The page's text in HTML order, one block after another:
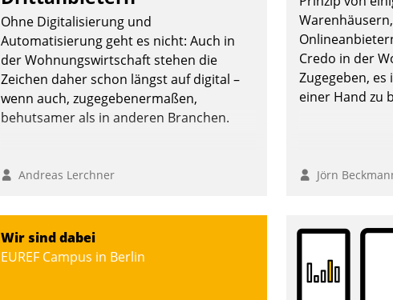
Andreas Lerchner
überprüfen, zu
verändern.
Ohne Digitalisierung und
Automatisierung geht es nicht: Auch in
der Wohnungswirtschaft stehen die
Zeichen daher schon längst auf digital –
wenn auch, zugegebenermaßen,
behutsamer als in anderen Branchen.
Andreas Lerchner
Credo in der
Zugegeben,
einer Hand zu
Jörn
Wir sind dabei
EUREF Campus in Berlin